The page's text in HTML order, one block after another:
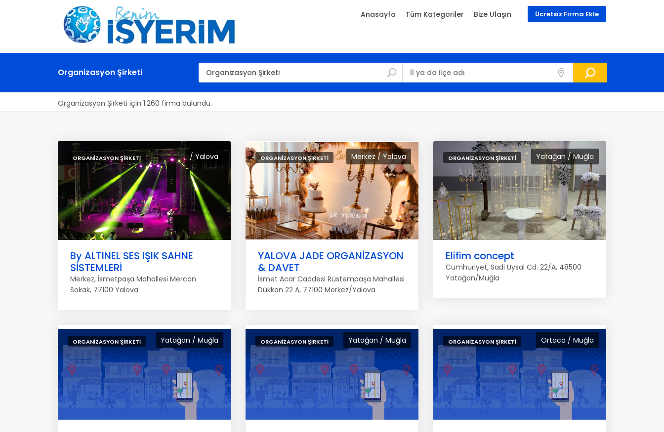
Ücretsiz Firma Ekle
Anasayfa Tüm Kategoriler Bize Ulaşın
Organizasyon Şirketi
Organizasyon Şirketi için 1.260 firma bulundu.
/ Yalova
ORGANIZASYON ŞIRKETI
By ALTINEL SES IŞIK SAHNE
SİSTEMLERİ
Merkez, İsmetpaşa Mahallesi Mercan
Sokak, 77100 Yalova
Merkez / Yalova
ORGANIZASYON ŞIRKETI
YALOVA JADE ORGANİZASYON
& DAVET
İsmet Acar Caddesi Rüstempaşa Mahallesi
Dükkan 22 A, 77100 Merkez/Yalova
Yatağan / Muğla
ORGANIZASYON ŞIRKETI
Elifim concept
Cumhuriyet, Sadi Uysal Cd. 22/A, 48500
Yatağan/Muğla
Yatağan / Muğla
ORGANIZASYON ŞIRKETI Yatağan / Muğla
ORGANIZASYON ŞIRKETI Ortaca / Muğla
ORGANIZASYON ŞIRKETI